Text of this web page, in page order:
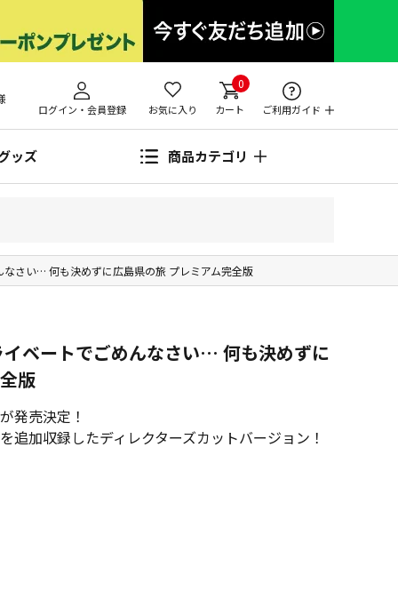
ログイン・会員登録 お気に入り
0
カート ご利用ガイド
ッズ 商品カテゴリ
さい… 何も決めずに広島県の旅 プレミアム完全版
ベートでごめんなさい… 何も決めずに
版
発売決定！
追加収録したディレクターズカットバージョン！